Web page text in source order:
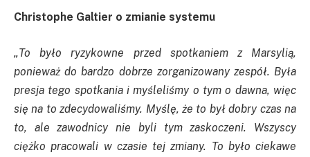
Christophe Galtier o zmianie systemu
„To było ryzykowne przed spotkaniem z Marsylią,
ponieważ do bardzo dobrze zorganizowany zespół. Była
presja tego spotkania i myśleliśmy o tym o dawna, więc
się na to zdecydowaliśmy. Myślę, że to był dobry czas na
to, ale zawodnicy nie byli tym zaskoczeni. Wszyscy
ciężko pracowali w czasie tej zmiany. To było ciekawe